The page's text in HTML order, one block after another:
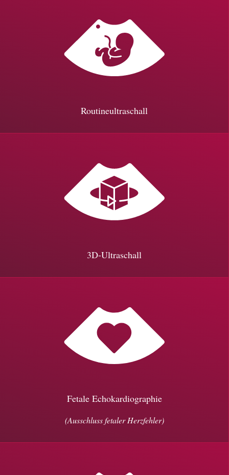
Routineultraschall
3D-Ultraschall
Fetale Echokardiographie
(Ausschluss fetaler Herzfehler)